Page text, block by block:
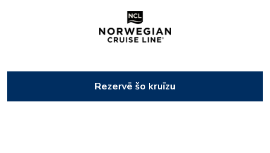
Rezervē šo kruīzu